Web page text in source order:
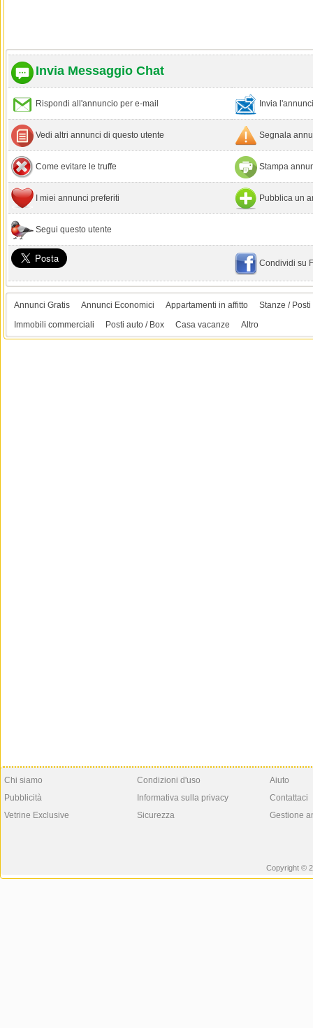
Invia Messaggio Chat
Rispondi all'annuncio per e-mail Invia
Vedi altri annunci di questo utente Segnala
Come evitare le truffe Stampa
I miei annunci preferiti Pubblica un
Segui questo utente
Condividi su
Annunci Gratis Annunci Economici Appartamenti in affitto
Stanze / Posti
Immobili commerciali
Posti auto / Box Casa vacanze Altro
Chi siamo
Pubblicità
Vetrine Exclusive
Condizioni d'uso
Informativa sulla privacy
Sicurezza
Aiuto
Contattaci
Gestione
Copyright ©